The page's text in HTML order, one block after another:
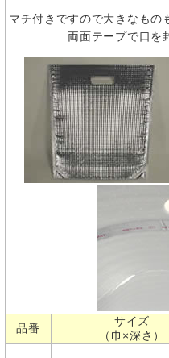
マチ付きですので大きなもの
両面テープで口を
品番
サイズ
（巾×深さ）